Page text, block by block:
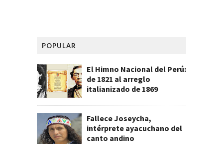
POPULAR
El Himno Nacional del Perú:
de 1821 al arreglo
italianizado de 1869
Fallece Joseycha,
intérprete ayacuchano del
canto andino